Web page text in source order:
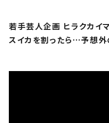
若手芸人企画 ヒラクカイ
スイカを割ったら…予想外